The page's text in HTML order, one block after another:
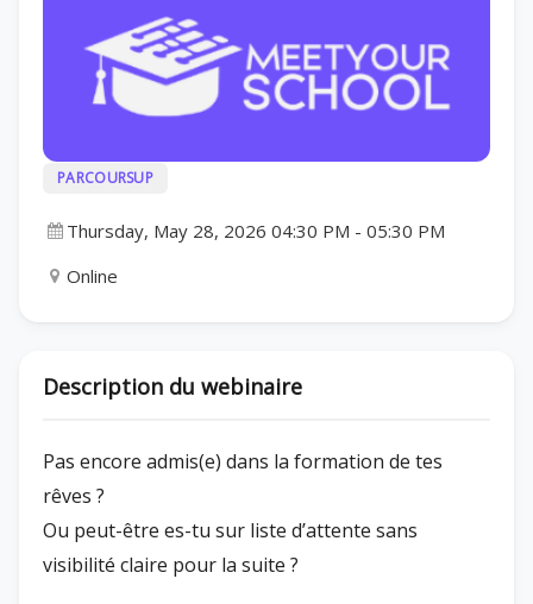
PARCOURSUP
Thursday, May 28, 2026 04:30 PM - 05:30 PM
Online
Description du webinaire
Pas encore admis(e) dans la formation de tes
rêves ?
Ou peut-être es-tu sur liste d’attente sans
visibilité claire pour la suite ?